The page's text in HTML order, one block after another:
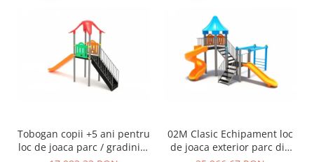
Tobogan copii +5 ani pentru
loc de joaca parc / gradinita
02M Clasic Echipament loc
de joaca exterior parc din